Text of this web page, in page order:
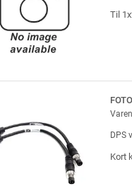
Til
DPS
Kort